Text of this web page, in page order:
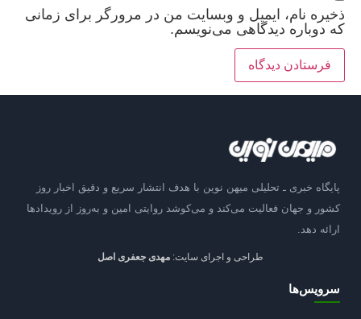
ذخیره نام، ایمیل و وبسایت من در مرورگر برای زمانی
که دوباره دیدگاهی می‌نویسم.
پایگاه خبری ـ تحلیلی میهن نوین با هدف انتشار سریع و دقیق اخبار روز
کشور و جهان فعالیت می‌کند و می‌کوشد روایتی امین و به‌روز از رویدادها
ارائه دهد.
طراحی و اجرای سایت: مهدی جعفری اصل
سرویس‌ها